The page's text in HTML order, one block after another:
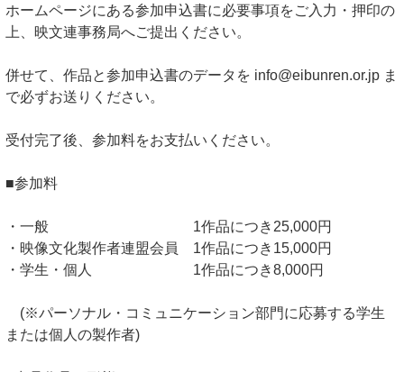
ホームページにある参加申込書に必要事項をご入力・押印の
上、映文連事務局へご提出ください。
併せて、作品と参加申込書のデータを info@eibunren.or.jp ま
で必ずお送りください。
受付完了後、参加料をお支払いください。
■参加料
・一般 1作品につき25,000円
・映像文化製作者連盟会員 1作品につき15,000円
・学生・個人 1作品につき8,000円
(※パーソナル・コミュニケーション部門に応募する学生
または個人の製作者)